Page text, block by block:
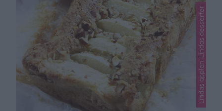
Lindas äpplen, Lindas desserter